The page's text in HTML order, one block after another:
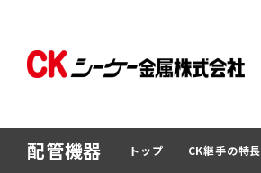
配管機器 トップ CK継手の特長